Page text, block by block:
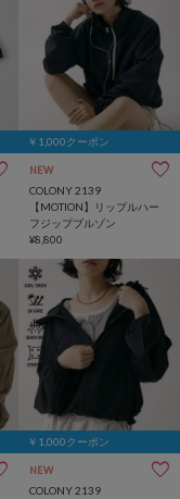
￥1,000クーポン
NEW
COLONY 2139
【MOTION】リップルハー
フジップブルゾン
¥8,800
￥1,000クーポン
NEW
COLONY 2139